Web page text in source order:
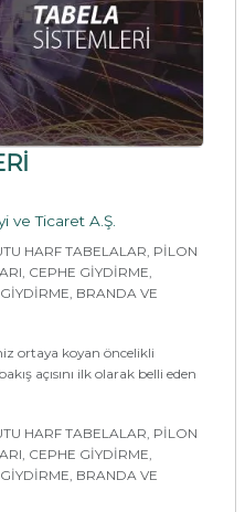
ve Ticaret A.Ş.
HARF TABELALAR, PİLON
CEPHE GİYDİRME,
BRANDA VE
ortaya koyan öncelikli
açısını ilk olarak belli eden
HARF TABELALAR, PİLON
CEPHE GİYDİRME,
BRANDA VE